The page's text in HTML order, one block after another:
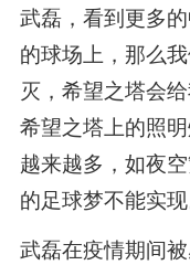
武磊，看到更多
的球场上，那么
灭，希望之塔会
希望之塔上的照
越来越多，如夜
的足球梦不能实现
武磊在疫情期间